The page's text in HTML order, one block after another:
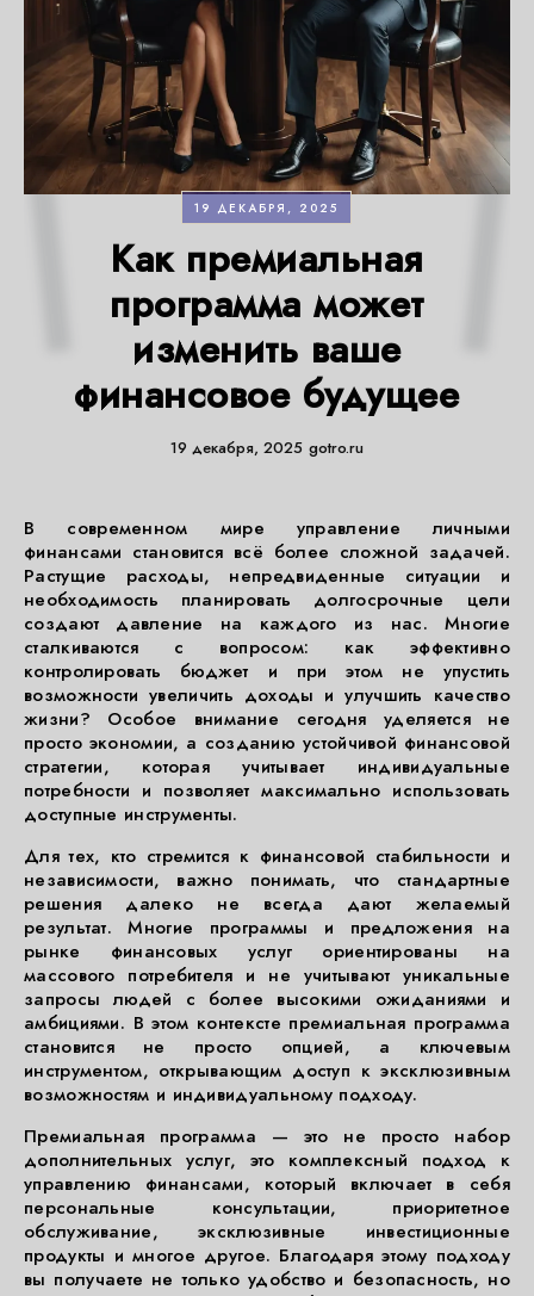
19 ДЕКАБРЯ, 2025
Как премиальная
программа может
изменить ваше
финансовое будущее
19 декабря, 2025 gotro.ru
В современном мире управление личными
финансами становится всё более сложной задачей.
Растущие расходы, непредвиденные ситуации и
необходимость планировать долгосрочные цели
создают давление на каждого из нас. Многие
сталкиваются с вопросом: как эффективно
контролировать бюджет и при этом не упустить
возможности увеличить доходы и улучшить качество
жизни? Особое внимание сегодня уделяется не
просто экономии, а созданию устойчивой финансовой
стратегии, которая учитывает индивидуальные
потребности и позволяет максимально использовать
доступные инструменты.
Для тех, кто стремится к финансовой стабильности и
независимости, важно понимать, что стандартные
решения далеко не всегда дают желаемый
результат. Многие программы и предложения на
рынке финансовых услуг ориентированы на
массового потребителя и не учитывают уникальные
запросы людей с более высокими ожиданиями и
амбициями. В этом контексте премиальная программа
становится не просто опцией, а ключевым
инструментом, открывающим доступ к эксклюзивным
возможностям и индивидуальному подходу.
Премиальная программа — это не просто набор
дополнительных услуг, это комплексный подход к
управлению финансами, который включает в себя
персональные консультации, приоритетное
обслуживание, эксклюзивные инвестиционные
продукты и многое другое. Благодаря этому подходу
вы получаете не только удобство и безопасность, но